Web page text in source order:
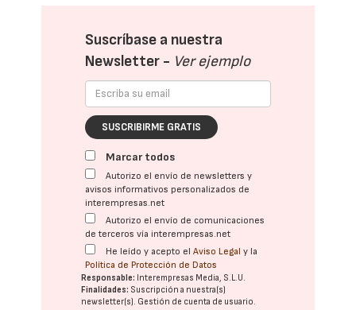
Suscríbase a nuestra
Newsletter - Ver ejemplo
SUSCRIBIRME GRATIS
Marcar todos
Autorizo el envío de newsletters y
avisos informativos personalizados de
interempresas.net
Autorizo el envío de comunicaciones
de terceros vía interempresas.net
He leído y acepto elAviso Legal y la
Política de Protección de Datos
Responsable: Interempresas Media, S.L.U.
Finalidades: Suscripción a nuestra(s)
newsletter(s). Gestión de cuenta de usuario.